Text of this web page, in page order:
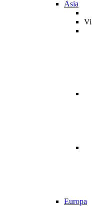
Àsia
Europa